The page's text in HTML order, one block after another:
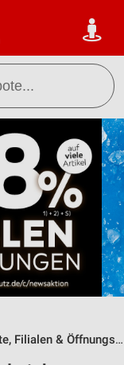
& Öffnungszeiten